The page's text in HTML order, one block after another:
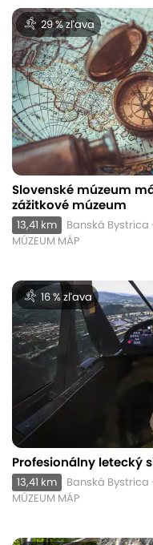
29 % zľava
Slovenské múzeum
zážitkové múzeum
13,41 km
Banská Bystrica
MÚZEUM MÁP
16 % zľava
Profesionálny letecký
13,41 km
Banská Bystrica
MÚZEUM MÁP